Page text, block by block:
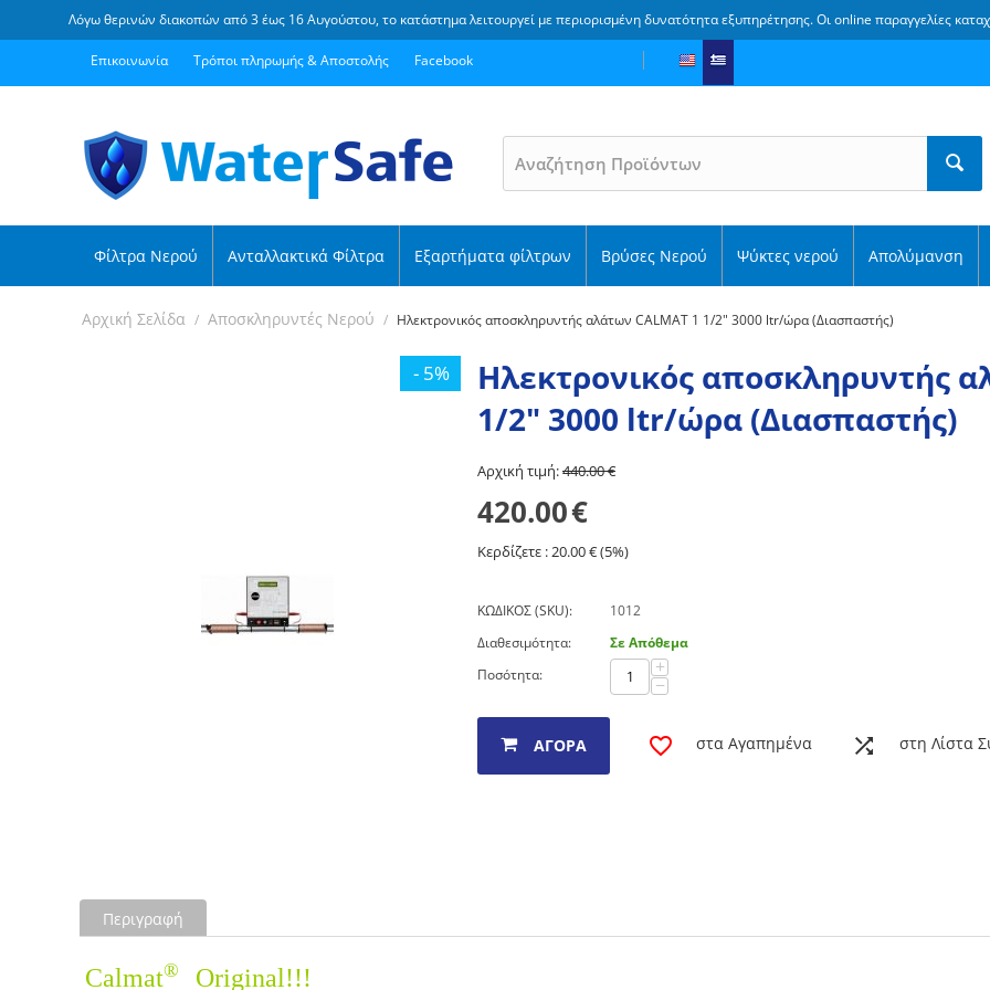
Λόγω θερινών διακοπών από 3 έως 16 Αυγούστου, το κατάστημα λειτουργεί με περιορισμένη δυνατότητα εξυπηρέτησης. Οι online παραγγελίες
Επικοινωνία Τρόποι πληρωμής & Αποστολής Facebook
Φίλτρα Νερού Ανταλλακτικά Φίλτρα Εξαρτήματα φίλτρων Βρύσες Νερού Ψύκτες νερού Απολύμανση
Αρχική Σελίδα / Αποσκληρυντές Νερού / Ηλεκτρονικός αποσκληρυντής αλάτων CALMAT 1 1/2" 3000 ltr/ώρα (Διασπαστής)
- 5%
Ηλεκτρονικός αποσκληρυντής
1/2" 3000 ltr/ώρα (Διασπαστής)
Aρχική τιμή:440.00€
420.00€
Κερδίζετε :20.00€ (5%)
ΚΩΔΙΚΟΣ (SKU):
1012
Διαθεσιμότητα:
Σε Απόθεμα
Ποσότητα:
+
−
ΑΓΟΡΆ στα Αγαπημένα στη Λίστα
Περιγραφή
Calmat® Original!!!